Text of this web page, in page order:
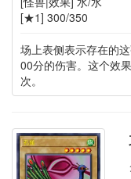
[★1] 300/350
场上表侧表示存在的
00分的伤害。这个效
次。